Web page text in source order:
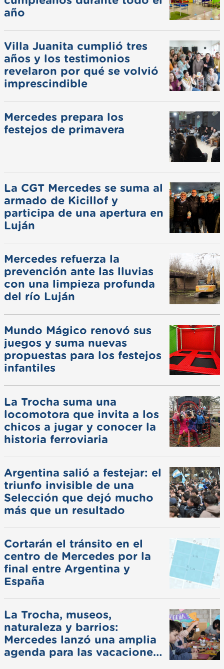
año
Villa Juanita cumplió tres
años y los testimonios
revelaron por qué se volvió
imprescindible
Mercedes prepara los
festejos de primavera
La CGT Mercedes se suma al
armado de Kicillof y
participa de una apertura en
Luján
Mercedes refuerza la
prevención ante las lluvias
con una limpieza profunda
del río Luján
Mundo Mágico renovó sus
juegos y suma nuevas
propuestas para los festejos
infantiles
La Trocha suma una
locomotora que invita a los
chicos a jugar y conocer la
historia ferroviaria
Argentina salió a festejar: el
triunfo invisible de una
Selección que dejó mucho
más que un resultado
Cortarán el tránsito en el
centro de Mercedes por la
final entre Argentina y
España
La Trocha, museos,
naturaleza y barrios:
Mercedes lanzó una amplia
agenda para las vacaciones